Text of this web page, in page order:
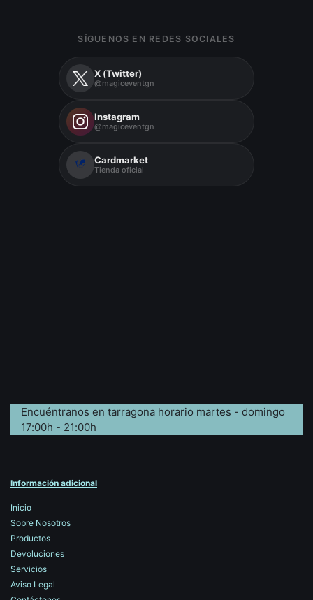
SÍGUENOS EN REDES SOCIALES
X (Twitter)
@magiceventgn
Instagram
@magiceventgn
Cardmarket
Tienda oficial
Encuéntranos en tarragona horario martes - domingo
17:00h - 21:00h
Información adicional
Inicio
Sobre Nosotros
Productos
Devoluciones
Servicios
Aviso Legal